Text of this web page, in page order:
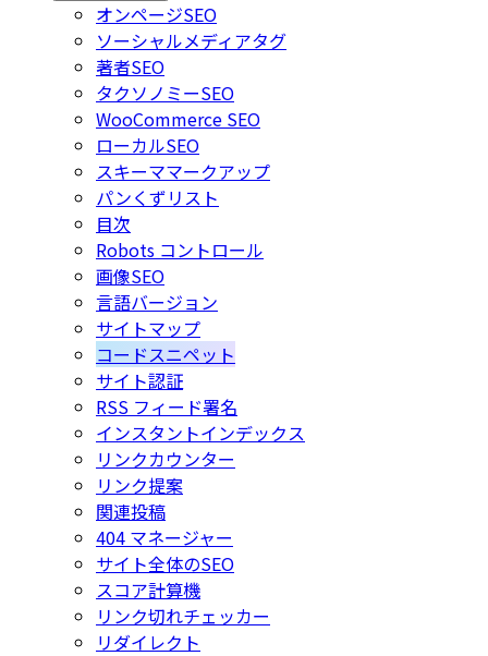
オンページSEO
ソーシャルメディアタグ
著者SEO
タクソノミーSEO
WooCommerce SEO
ローカルSEO
スキーママークアップ
パンくずリスト
目次
Robots コントロール
画像SEO
言語バージョン
サイトマップ
コードスニペット
サイト認証
RSS フィード署名
インスタントインデックス
リンクカウンター
リンク提案
関連投稿
404 マネージャー
サイト全体のSEO
スコア計算機
リンク切れチェッカー
リダイレクト